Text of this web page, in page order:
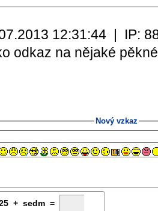
12:31:44 | IP:
odkaz na nějaké
Nový vzkaz
+ sedm =